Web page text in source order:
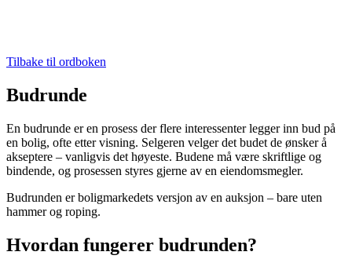
Tilbake til ordboken
Budrunde
En budrunde er en prosess der flere interessenter legger inn bud på
en bolig, ofte etter visning. Selgeren velger det budet de ønsker å
akseptere – vanligvis det høyeste. Budene må være skriftlige og
bindende, og prosessen styres gjerne av en eiendomsmegler.
Budrunden er boligmarkedets versjon av en auksjon – bare uten
hammer og roping.
Hvordan fungerer budrunden?